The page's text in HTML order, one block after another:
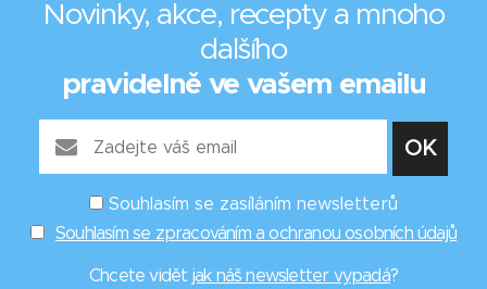
Novinky, akce, recepty a mnoho
dalšího
pravidelně ve vašem emailu
Souhlasím se zasíláním newsletterů
Souhlasím se zpracováním a ochranou osobních údajů
Chcete vidět jak náš newsletter vypadá?